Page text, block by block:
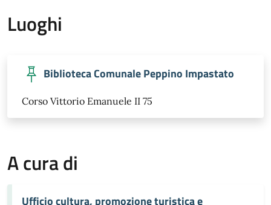
Luoghi
Biblioteca Comunale Peppino Impastato
Corso Vittorio Emanuele II 75
A cura di
Ufficio cultura, promozione turistica e